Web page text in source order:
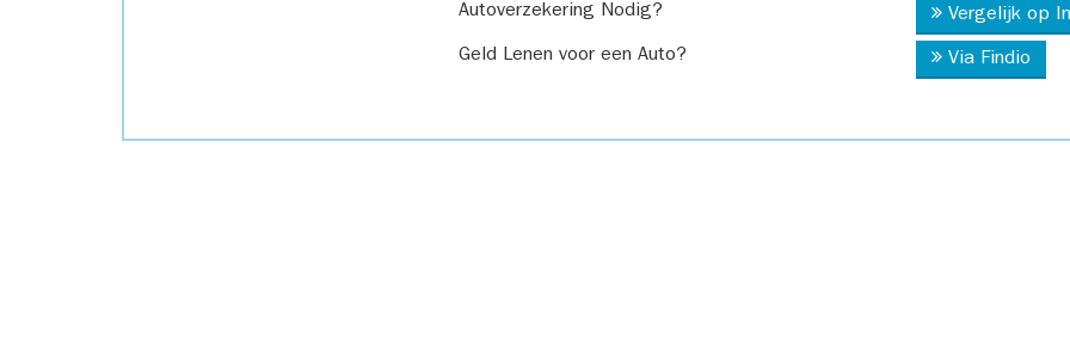
Autoverzekering Nodig? Vergelijk op
Geld Lenen voor een Auto? Via Findio